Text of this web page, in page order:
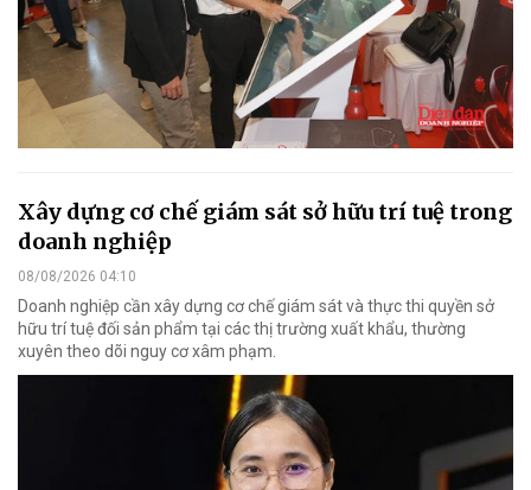
Xây dựng cơ chế giám sát sở hữu trí tuệ trong
doanh nghiệp
08/08/2026 04:10
Doanh nghiệp cần xây dựng cơ chế giám sát và thực thi quyền sở
hữu trí tuệ đối sản phẩm tại các thị trường xuất khẩu, thường
xuyên theo dõi nguy cơ xâm phạm.